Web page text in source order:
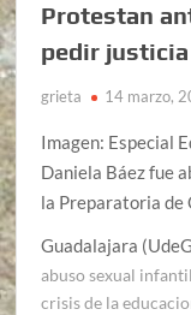
Protestan
pedir
grieta 14 marzo,
Imagen: Especial
Daniela Báez fue
la Preparatoria de
Guadalajara
abuso sexual infantil
crisis de la